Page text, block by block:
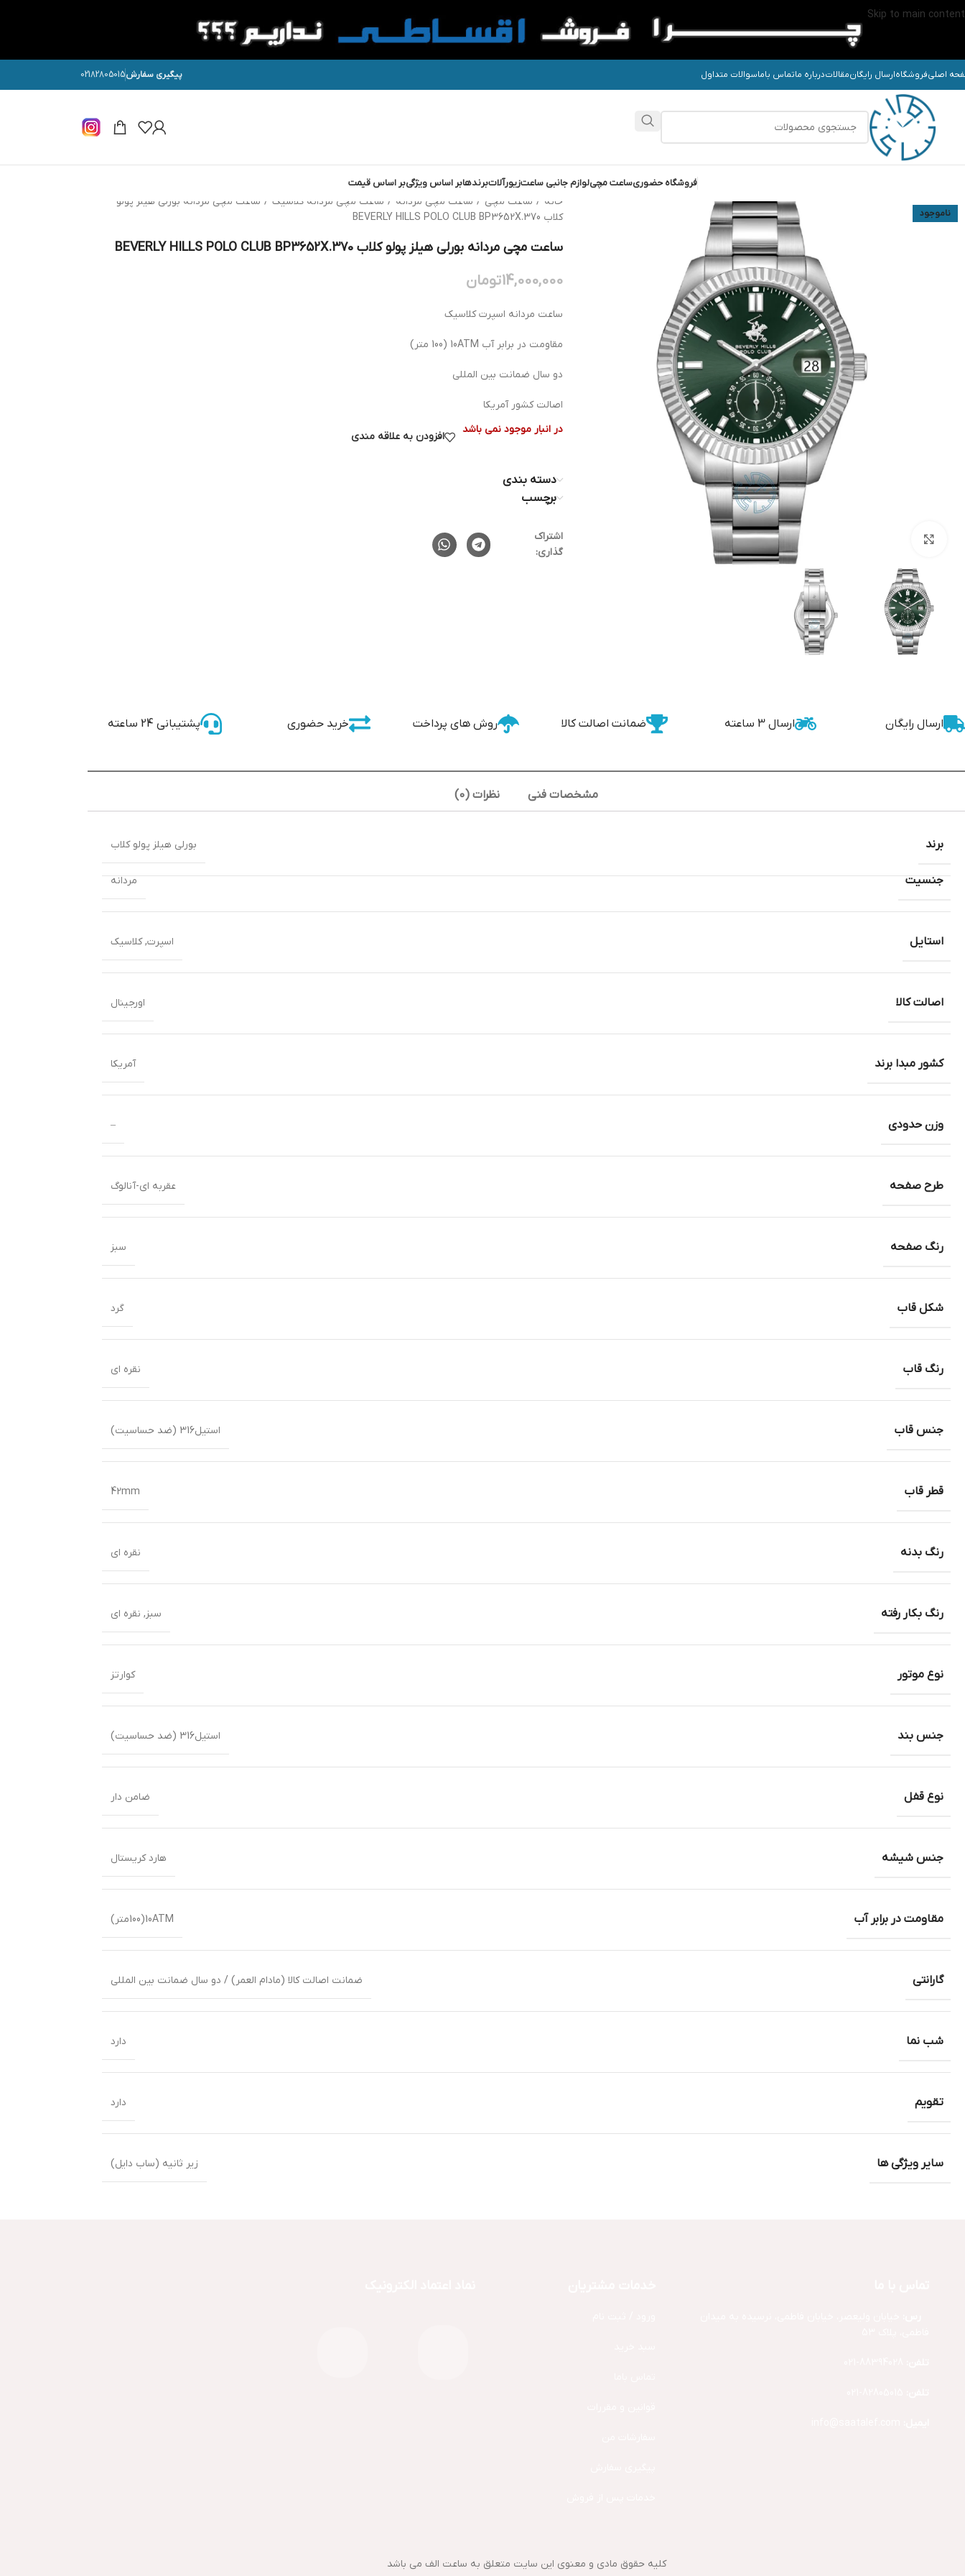
Skip to main content
اصلیفروشگاهارسال رایگانمقالاتدرباره ماتماس باماسوالات متداول پیگیری سفارش02182805015
فروشگاه حضوریساعت مچیلوازم جانبی ساعتزیورآلاتبرندهابر اساس ویژگیبر اساس قیمت
ناموجود
خانه / ساعت مچی / ساعت مچی مردانه / ساعت مچی مردانه کلاسیک / ساعت مچی مردانه بورلی هیلز پولو
کلاب BEVERLY HILLS POLO CLUB BP3652X.370
ساعت مچی مردانه بورلی هیلز پولو کلاب BEVERLY HILLS POLO CLUB BP3652X.370
14,000,000تومان
ساعت مردانه اسپرت کلاسیک
مقاومت در برابر آب 10ATM (100 متر)
دو سال ضمانت بین المللی
اصالت کشور آمریکا
در انبار موجود نمی باشد
افزودن به علاقه مندی
دسته بندی
برچسب
اشتراک
گذاری:
ارسال رایگان ارسال 3 ساعته ضمانت اصالت کالا روش های پرداخت خرید حضوری پشتیبانی 24 ساعته
مشخصات فنی نظرات (0)
جنسیت مردانه
استایل اسپرت,کلاسیک
اصالت کالا اورجینال
کشور مبدا برند آمریکا
وزن حدودی –
طرح صفحه عقربه ای-آنالوگ
رنگ صفحه سبز
شکل قاب گرد
رنگ قاب نقره ای
جنس قاب استیل316 (ضد حساسیت)
قطر قاب 42mm
رنگ بدنه نقره ای
رنگ بکار رفته سبز, نقره ای
نوع موتور کوارتز
جنس بند استیل316 (ضد حساسیت)
نوع قفل ضامن دار
جنس شیشه هارد کریستال
مقاومت در برابر آب 10ATM(100متر)
گارانتی ضمانت اصالت کالا (مادام العمر) / دو سال ضمانت بین المللی
شب نما دارد
تقویم دارد
سایر ویژگی ها زیر ثانیه (ساب دایل)
برند بورلی هیلز پولو کلاب
کلیه حقوق مادی و معنوی این سایت متعلق به ساعت الف می باشد